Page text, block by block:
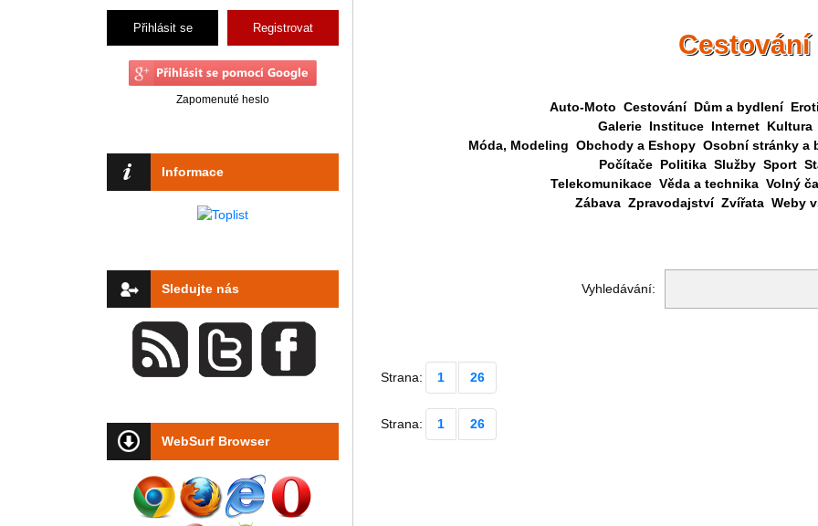
Přihlásit se Registrovat
Zapomenuté heslo
Informace
Sledujte nás
WebSurf Browser
Cestování
Auto-Moto Cestování Dům a bydlení
Galerie Instituce Internet Kultura
Móda, Modeling Obchody a Eshopy Osobní stránky a
Počítače Politika Služby Sport
Telekomunikace Věda a technika Volný
Zábava Zpravodajství Zvířata Weby
Vyhledávání:
Strana: 1 26
Strana: 1 26